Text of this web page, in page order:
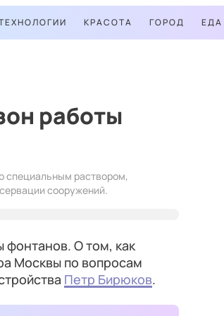
КРАСОТА ГОРОД ЕДА
работы
специальным раствором,
сооружений.
фонтанов. О том, как
Москвы по вопросам
Петр Бирюков.